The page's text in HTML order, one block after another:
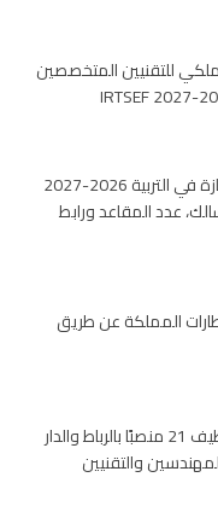
للتقنيين المتخصصين
التسجيل في سلك الإجازة في التربية 2026-2027
عدد المقاعد ورابط
المملكة عن طريق
البريد بنك يعلن عن توظيف 21 منصبًا بالرباط والدار
والتقنيين